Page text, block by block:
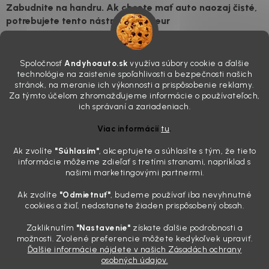
Spoločnosť Andyhoauto.sk využíva súbory cookie a ďalšie
technológie na zaistenie spoľahlivosti a bezpečnosti našich
stránok, na meranie ich výkonnosti a prispôsobenie reklamy.
Za týmto účelom zhromažďujeme informácie o používateľoch,
ich správaní a zariadeniach.
Viac informáciítu.
Ak zvolíte "Súhlasím", akceptujete a súhlasíte s tým, že tieto
informácie môžeme zdieľať s tretími stranami, napríklad s
našimi marketingovými partnermi.
Ak zvolíte "Odmietnuť", budeme používať iba nevyhnutné
cookies a žiaľ, nedostanete žiaden prispôsobený obsah.
Zakliknutím "Nastavenie" získate ďalšie podrobnosti a
možnosti. Zvolené preferencie môžete kedykoľvek upraviť.
Ďalšie informácie nájdete v našich Zásadách ochrany
osobných údajov.
Zabudnite na handru. Ak chcete mať auto naozaj čisté,
potrebujete tento nástroj za pár eur
„upratanom“ aute, no pri pohľade na palubnú dosku vás ide poraziť. V
mriežkach ventilácie, okolo tlačidiel a v švíkoch sedačiek na vás stále
drzo pozerá prach. Handra ani vysávač tam jednodu...
Detailing nemusí stáť výplatu: 5 kúskov autokozmetiky,
Sobotné ráno, káva v ruke a pred vami zaprášená kapota. Pre
niekoho nuda, pre nás najlepší relax. Lenže keď si v košíku spočítate
všetky tie fľaštičky, šampóny a utierky, výsledná suma vie poriadne
pokaziť náladu. Dobrá správa je, že aj profi výbava ...
Zabudnite na šmuhy: 7 overených vychytávok, ktoré z
28.7.2026
Poznáte ten pocit. Sobota ráno, slnko sa oprie do laku a vy namiesto
radosti vidíte len šedý povlak, zaschnuté kvapky a kolesá čierne od